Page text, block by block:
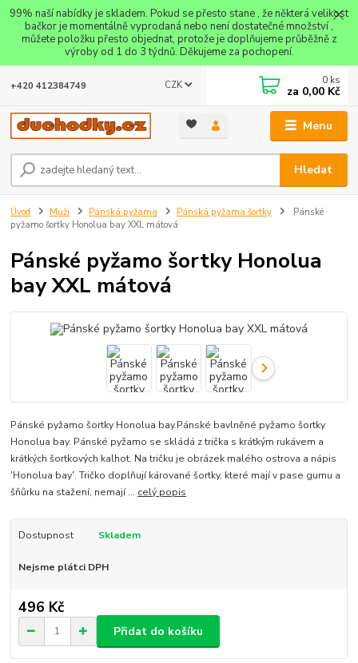
99% naší nabídky je skladem. Pokud se přesto stane , že některá velikost
bačkor je momentálně vyprodaná nebo není dostatečné množství ,
můžete položku přesto objednat, protože je doplňujeme průběžně z
výroby od 1 do 3 týdnů. Děkujeme za pochopení.
Menu
CZK
Hledat
+420 412384749 0 ks
za 0,00 Kč
Úvod Muži Pánská pyžama Pánská pyžama šortky
Pánské
pyžamo šortky Honolua bay XXL mátová
Pánské pyžamo šortky Honolua
bay XXL mátová
Pánské pyžamo šortky Honolua bay.Pánské bavlněné pyžamo šortky
Honolua bay. Pánské pyžamo se skládá z trička s krátkým rukávem a
krátkých šortkových kalhot. Na tričku je obrázek malého ostrova a nápis
'Honolua bay'. Tričko doplňují kárované šortky, které mají v pase gumu a
šňůrku na stažení, nemají ... celý popis
Dostupnost Skladem
Nejsme plátci DPH
496 Kč
Přidat do košíku